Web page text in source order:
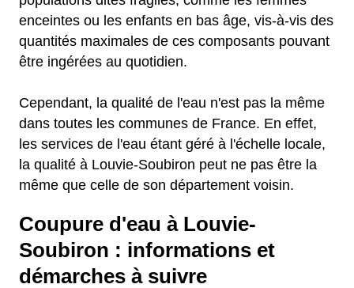
enceintes ou les enfants en bas âge, vis-à-vis des
quantités maximales de ces composants pouvant
être ingérées au quotidien.
Cependant, la qualité de l'eau n'est pas la même
dans toutes les communes de France. En effet,
les services de l'eau étant géré à l'échelle locale,
la qualité à Louvie-Soubiron peut ne pas être la
même que celle de son département voisin.
Coupure d'eau à Louvie-
Soubiron : informations et
démarches à suivre